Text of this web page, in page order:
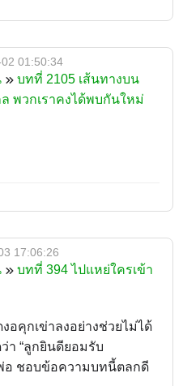
01:50:34
บทที่ 2105 เส้นทางบน
พวกเราคงได้พบกันใหม่
17:06:26
บทที่ 394 ไปแหย่ใครเข้า
อคุกเข่าลงอย่างช่วยไม่ได้
า “ลูกยินดียอมรับ
อ ชอบข้อความบทนี้ตลกดี